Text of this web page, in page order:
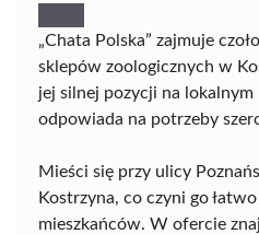
„Chata Polska” zajmuje
sklepów zoologicznych w
jej silnej pozycji na
odpowiada na potrzeby
Mieści się przy ulicy
Kostrzyna, co czyni go
mieszkańców. W ofercie